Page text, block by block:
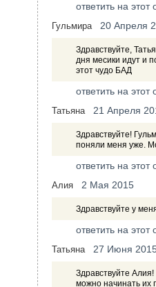
ответить на этот
Гульмира 20 Апреля
Здравствуйте,
дня месики идут и
этот чудо БАД
ответить на этот
Татьяна 21 Апреля
Здравствуйте!
поняли меня уже.
ответить на этот
Алия 2 Мая 2015
Здравствуйте у
ответить на этот
Татьяна 27 Июня
Здравствуйте
можно начинать их